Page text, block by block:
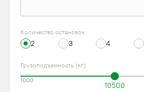
Количество остановок
2 3 4
Грузоподъемность (кг)
10500
1000